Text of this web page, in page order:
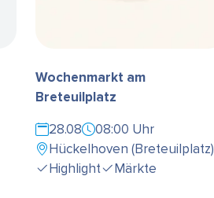
Wochenmarkt am
Breteuilplatz
28.08
08:00 Uhr
Hückelhoven (Breteuilplatz)
Highlight
Märkte